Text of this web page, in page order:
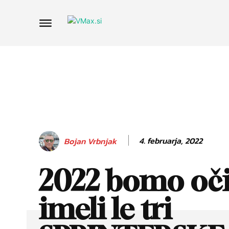
Bojan Vrbnjak 4. februarja, 2022
2022 bomo
imeli le tri